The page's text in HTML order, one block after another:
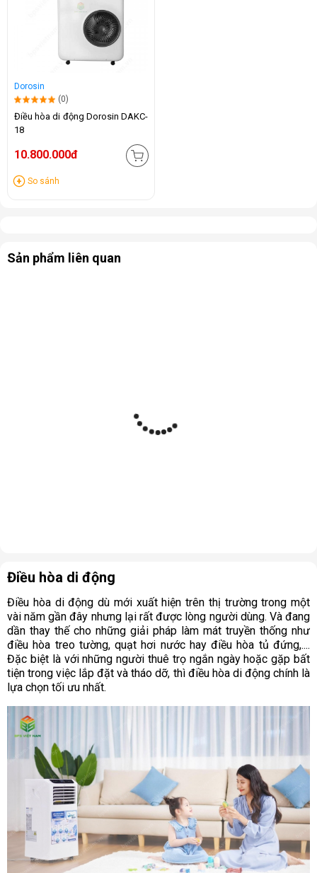
Dorosin
(0)
Điều hòa di động Dorosin DAKC-
18
10.800.000đ
So sánh
Sản phẩm liên quan
Điều hòa di động
Điều hòa di động dù mới xuất hiện trên thị trường trong một
vài năm gần đây nhưng lại rất được lòng người dùng. Và đang
dần thay thế cho những giải pháp làm mát truyền thống như
điều hòa treo tường, quạt hơi nước hay điều hòa tủ đứng,....
Đặc biệt là với những người thuê trọ ngắn ngày hoặc gặp bất
tiện trong việc lắp đặt và tháo dỡ, thì điều hòa di động chính là
lựa chọn tối ưu nhất.